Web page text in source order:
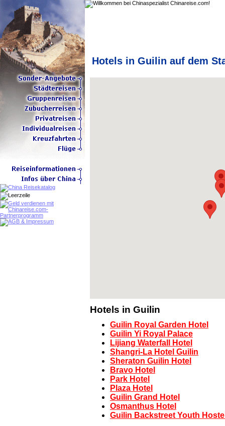
Hotels in Guilin auf dem
Hotels in Guilin
Guilin Royal Garden Hotel
Guilin Yi Royal Palace
Lijiang Waterfall Hotel
Shangri-La Hotel Guilin
Sheraton Guilin Hotel
Bravo Hotel
Park Hotel
Plaza Hotel
Guilin Grand Hotel
Osmanthus Hotel
Guilin Backstreet Youth